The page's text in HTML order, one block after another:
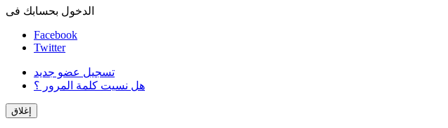
الدخول بحسابك فى
Facebook
Twitter
تسجيل عضو جديد
هل نسيت كلمة المرور ؟
إغلاق